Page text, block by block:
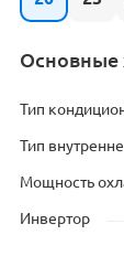
Основные
Тип
Тип
Мощность
Инвертор